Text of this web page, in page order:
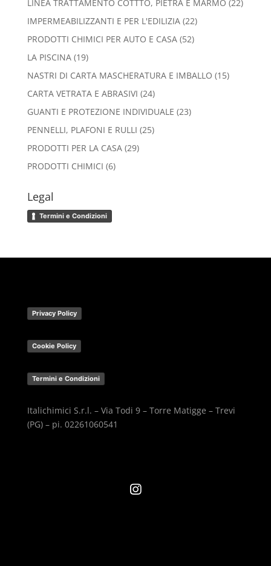
LINEA TRATTAMENTO COTTTO, PIETRA E MARMO 22
IMPERMEABILIZZANTI E PER L'EDILIZIA 2222
PRODOTTI CHIMICI PER AUTO E CASA 5252
LA PISCINA 1919
prodotti
NASTRI DI CARTA MASCHERATURA E IMBALLO 1515
CARTA VETRATA E ABRASIVI 2424
prodotti
GUANTI E PROTEZIONE INDIVIDUALE 2323
PENNELLI, PLAFONI E RULLI 2525
PRODOTTI PER LA CASA 2929
PRODOTTI CHIMICI 66
Legal
Termini e Condizioni
Privacy Policy
Cookie Policy
Termini e Condizioni
Italichimici S.r.l. – Via Todi 9 – Torre Matigge – Trevi
(PG) – pi. 02261060541
